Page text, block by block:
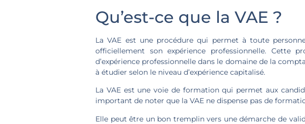
Qu’est-ce que la VAE ?
La VAE est une procédure qui permet à toute
officiellement son expérience professionnelle. Cette
d’expérience professionnelle dans le domaine de la
à étudier selon le niveau d’expérience capitalisé.
La VAE est une voie de formation qui permet aux
important de noter que la VAE ne dispense pas de
Elle peut être un bon tremplin vers une démarche de